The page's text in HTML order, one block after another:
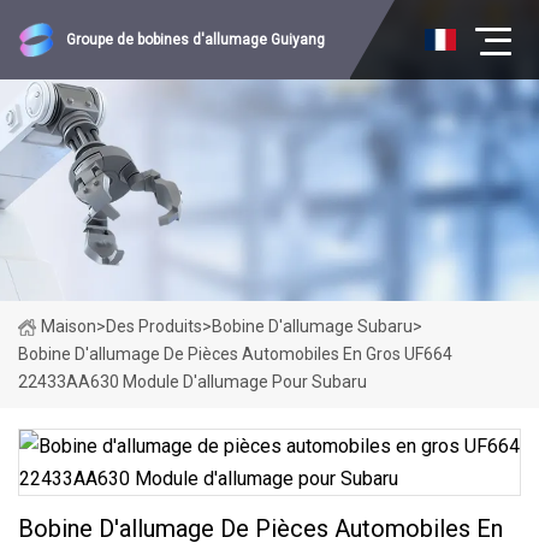
Groupe de bobines d'allumage Guiyang
Maison>Des Produits>Bobine D'allumage Subaru>
Bobine D'allumage De Pièces Automobiles En Gros UF664
22433AA630 Module D'allumage Pour Subaru
Bobine D'allumage De Pièces Automobiles En